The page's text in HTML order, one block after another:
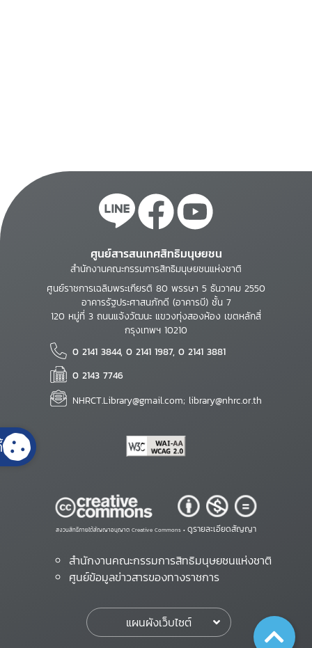
ศูนย์สารสนเทศสิทธิมนุษยชน
สำนักงานคณะกรรมการสิทธิมนุษยชนแห่งชาติ
ศูนย์ราชการเฉลิมพระเกียรติ 80 พรรษา 5 ธันวาคม 2550
อาคารรัฐประศาสนภักดี (อาคารบี) ชั้น 7
120 หมู่ที่ 3 ถนนแจ้งวัฒนะ แขวงทุ่งสองห้อง เขตหลักสี่
กรุงเทพฯ 10210
0 2141 3844, 0 2141 1987, 0 2141 3881
0 2143 7746
NHRCT.Library@gmail.com; library@nhrc.or.th
สงวนสิทธิ์ภายใต้สัญญาอนุญาต Creative Commons • ดูรายละเอียดสัญญา
สำนักงานคณะกรรมการสิทธิมนุษยชนแห่งชาติ
ศูนย์ข้อมูลข่าวสารของทางราชการ
แผนผังเว็บไซต์